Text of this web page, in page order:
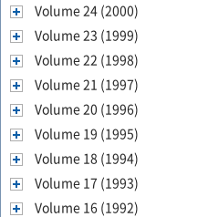
Volume 24 (2000)
Volume 23 (1999)
Volume 22 (1998)
Volume 21 (1997)
Volume 20 (1996)
Volume 19 (1995)
Volume 18 (1994)
Volume 17 (1993)
Volume 16 (1992)